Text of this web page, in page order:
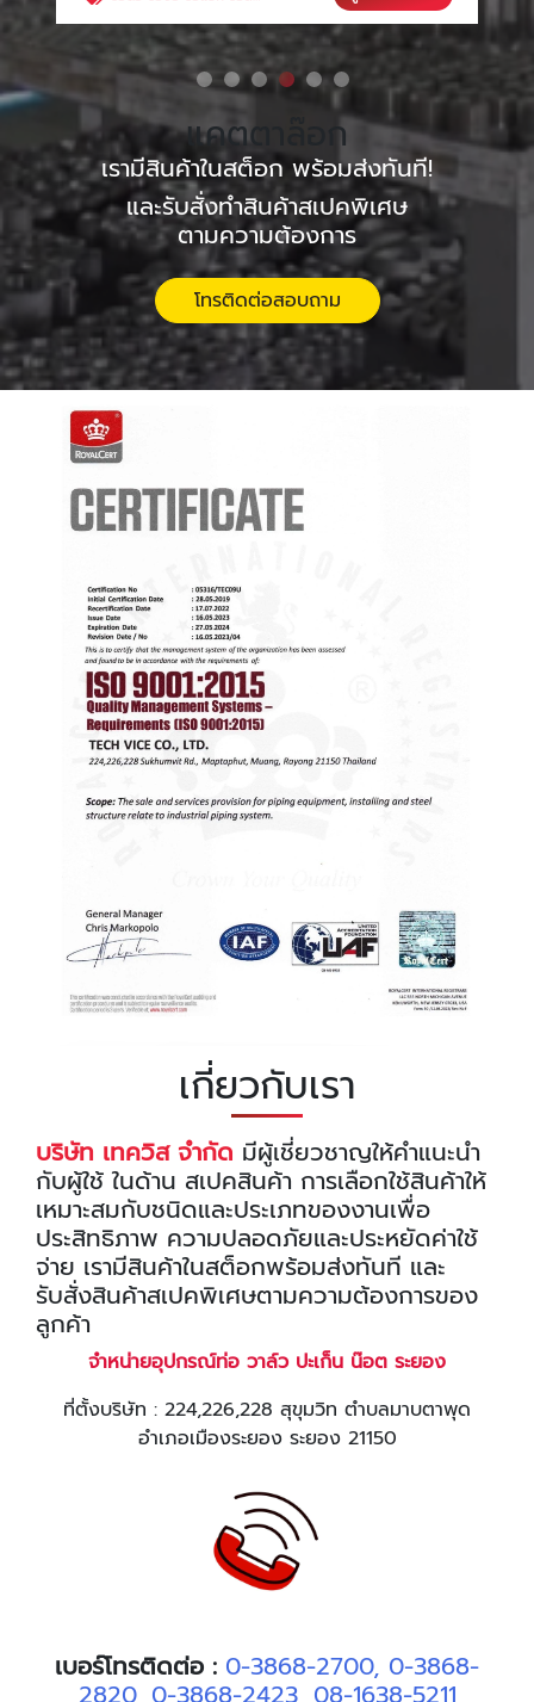
แคตตาล๊อก
เรามีสินค้าในสต็อก พร้อมส่งทันที!
และรับสั่งทำสินค้าสเปคพิเศษ
ตามความต้องการ
โทรติดต่อสอบถาม
เกี่ยวกับเรา
บริษัท เทควิส จำกัด มีผู้เชี่ยวชาญให้คำแนะนำ
กับผู้ใช้ ในด้าน สเปคสินค้า การเลือกใช้สินค้าให้
เหมาะสมกับชนิดและประเภทของงานเพื่อ
ประสิทธิภาพ ความปลอดภัยและประหยัดค่าใช้
จ่าย เรามีสินค้าในสต็อกพร้อมส่งทันที และ
รับสั่งสินค้าสเปคพิเศษตามความต้องการของ
ลูกค้า
จำหน่ายอุปกรณ์ท่อ วาล์ว ปะเก็น น๊อต ระยอง
ที่ตั้งบริษัท : 224,226,228 สุขุมวิท ตำบลมาบตาพุด
อำเภอเมืองระยอง ระยอง 21150
เบอร์โทรติดต่อ : 0-3868-2700, 0-3868-
2820, 0-3868-2423, 08-1638-5211